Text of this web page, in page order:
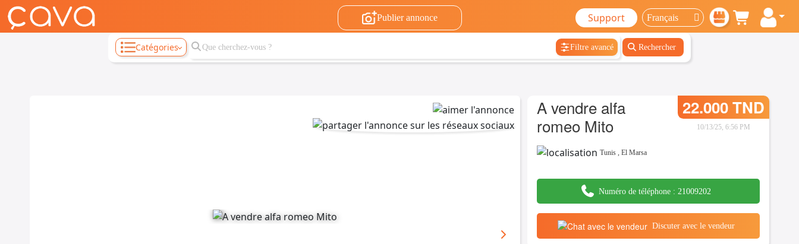
Publier annonce Support
Catégories Filtre avancé Rechercher
A vendre alfa
romeo Mito
22.000 TND
10/13/25, 6:56 PM
Tunis ,El Marsa
Numéro de téléphone : 21009202
Discuter avec le vendeur